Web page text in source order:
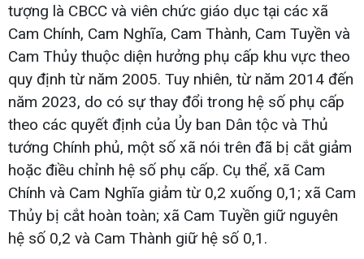
tượng là CBCC và viên chức giáo dục tại các xã
Cam Chính, Cam Nghĩa, Cam Thành, Cam Tuyền và
Cam Thủy thuộc diện hưởng phụ cấp khu vực theo
quy định từ năm 2005. Tuy nhiên, từ năm 2014 đến
năm 2023, do có sự thay đổi trong hệ số phụ cấp
theo các quyết định của Ủy ban Dân tộc và Thủ
tướng Chính phủ, một số xã nói trên đã bị cắt giảm
hoặc điều chỉnh hệ số phụ cấp. Cụ thể, xã Cam
Chính và Cam Nghĩa giảm từ 0,2 xuống 0,1; xã Cam
Thủy bị cắt hoàn toàn; xã Cam Tuyền giữ nguyên
hệ số 0,2 và Cam Thành giữ hệ số 0,1.